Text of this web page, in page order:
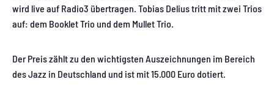
wird live auf Radio3 übertragen. Tobias Delius tritt mit zwei Trios
auf: dem Booklet Trio und dem Mullet Trio.
Der Preis zählt zu den wichtigsten Auszeichnungen im Bereich
des Jazz in Deutschland und ist mit 15.000 Euro dotiert.